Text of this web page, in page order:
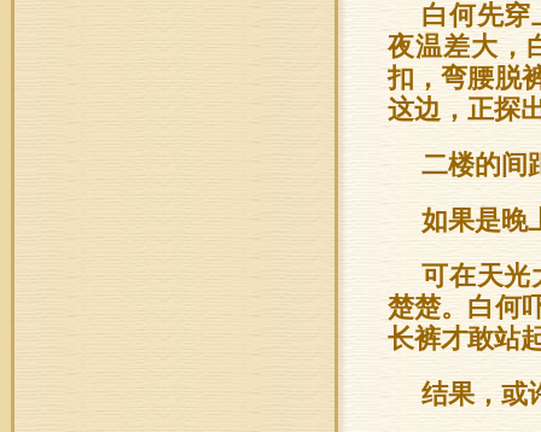
白何先穿
夜温差大，
扣，弯腰脱
这边，正探
二楼的间
如果是晚
可在天光
楚楚。白何
长裤才敢站
结果，或